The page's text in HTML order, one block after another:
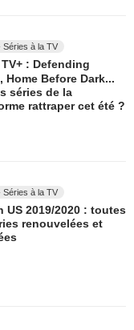
Séries à la TV
: Defending
Home Before Dark...
séries de la
rattraper cet été ?
Séries à la TV
US 2019/2020 : toutes
renouvelées et